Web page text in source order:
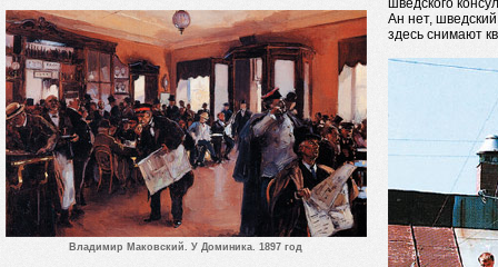
Владимир Маковский. У Доминика. 1897 год
шведского
Ан нет,
здесь снимают